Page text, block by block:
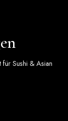
Sushi & Asian